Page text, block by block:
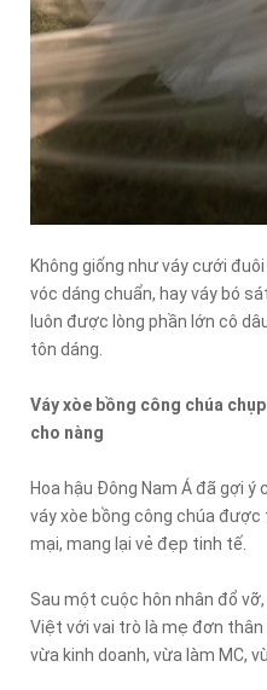
Không giống như váy cưới
vóc dáng chuẩn, hay váy bó
luôn được lòng phần lớn cô
tôn dáng.
Váy xòe bồng công chúa
cho nàng
Hoa hậu Đông Nam Á đã gợi
váy xòe bồng công chúa
mại, mang lại vẻ đẹp tinh tế.
Sau một cuộc hôn nhân đổ
Việt với vai trò là mẹ đơn thân
vừa kinh doanh, vừa làm MC,